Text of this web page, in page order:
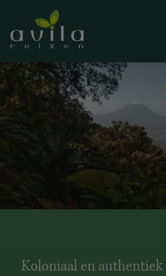
Koloniaal en authentiek